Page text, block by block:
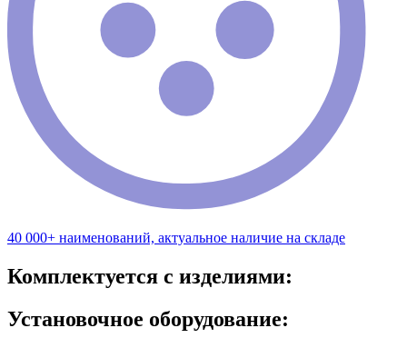
40 000+ наименований, актуальное наличие на складе
Комплектуется с изделиями:
Установочное оборудование: